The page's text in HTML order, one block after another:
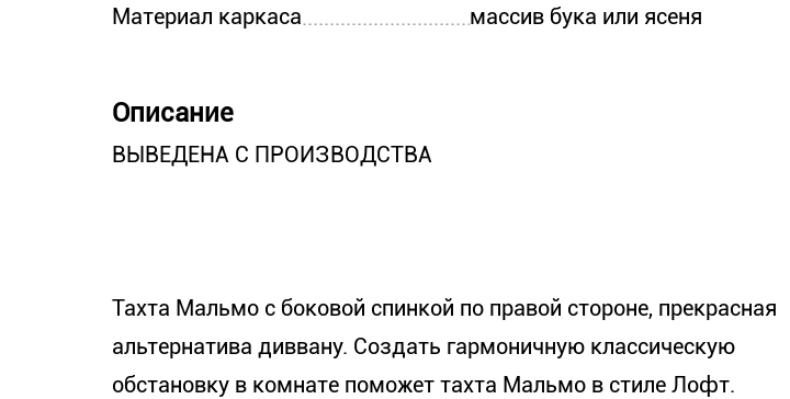
Материал каркаса
массив бука или ясеня
Описание
ВЫВЕДЕНА С ПРОИЗВОДСТВА
Тахта Мальмо с боковой спинкой по правой стороне, прекрасная
альтернатива диввану. Создать гармоничную классическую
обстановку в комнате поможет тахта Мальмо в стиле Лофт.